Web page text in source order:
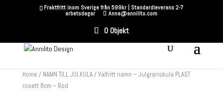
Fraktfritt inom Sverige från 599kr | Standardleverans 2-7
arbetsdagar Anna@annilito.com
0 Objekt
Home / NAMN TILL JULKULA/ Valfritt namn – Julgranskula PLAST
rosett 8cm – Röd